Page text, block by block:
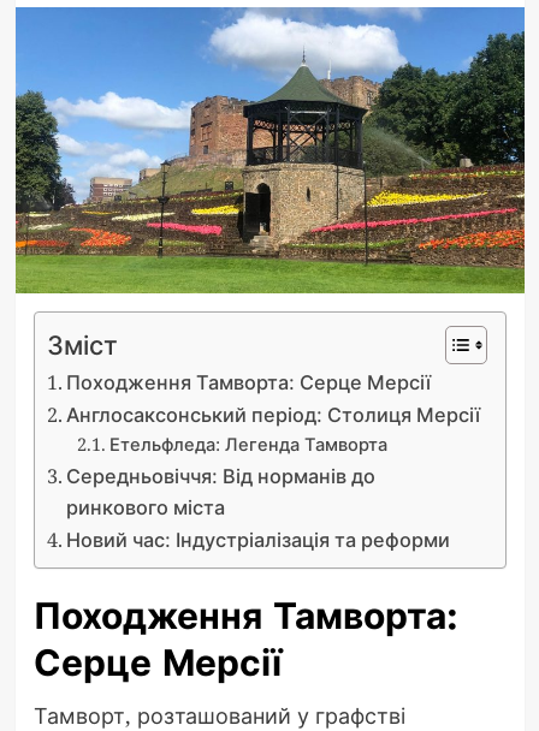
Зміст
Походження Тамворта: Серце Мерсії
Англосаксонський період: Столиця Мерсії
Етельфледа: Легенда Тамворта
Середньовіччя: Від норманів до
ринкового міста
Новий час: Індустріалізація та реформи
Походження Тамворта:
Серце Мерсії
Тамворт, розташований у графстві